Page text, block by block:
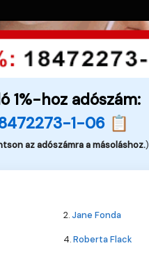
1%-hoz adószám:
1-06 📋
az adószámra a másoláshoz.)
2.Jane Fonda
4.Roberta Flack